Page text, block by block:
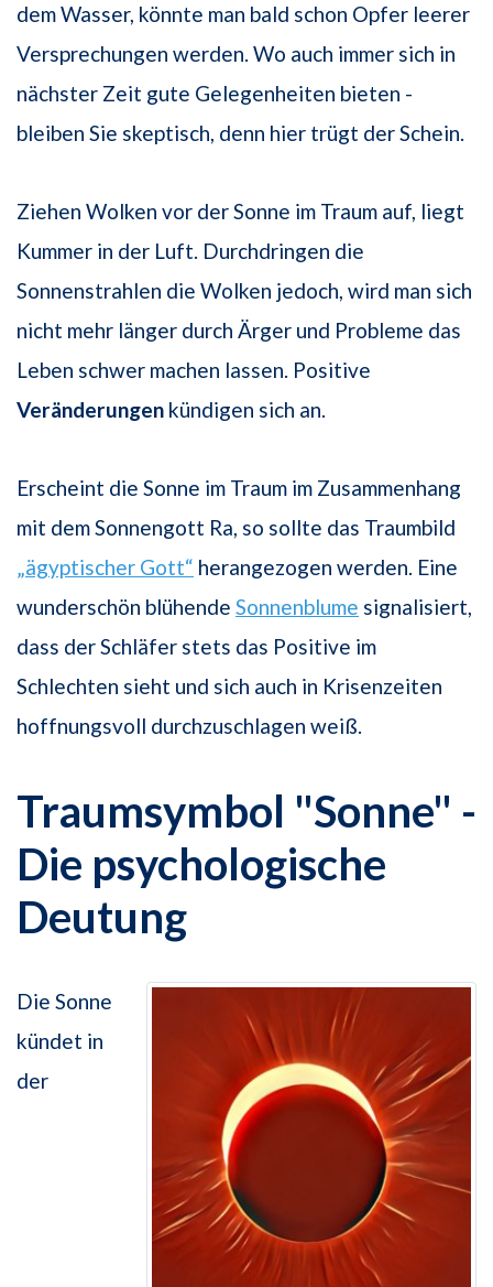
dem Wasser, könnte man bald schon Opfer leerer
Versprechungen werden. Wo auch immer sich in
nächster Zeit gute Gelegenheiten bieten -
bleiben Sie skeptisch, denn hier trügt der Schein.
Ziehen Wolken vor der Sonne im Traum auf, liegt
Kummer in der Luft. Durchdringen die
Sonnenstrahlen die Wolken jedoch, wird man sich
nicht mehr länger durch Ärger und Probleme das
Leben schwer machen lassen. Positive
Veränderungen kündigen sich an.
Erscheint die Sonne im Traum im Zusammenhang
mit dem Sonnengott Ra, so sollte das Traumbild
„ägyptischer Gott“ herangezogen werden. Eine
wunderschön blühende Sonnenblume signalisiert,
dass der Schläfer stets das Positive im
Schlechten sieht und sich auch in Krisenzeiten
hoffnungsvoll durchzuschlagen weiß.
Traumsymbol "Sonne" -
Die psychologische
Deutung
Die Sonne
kündet in
der